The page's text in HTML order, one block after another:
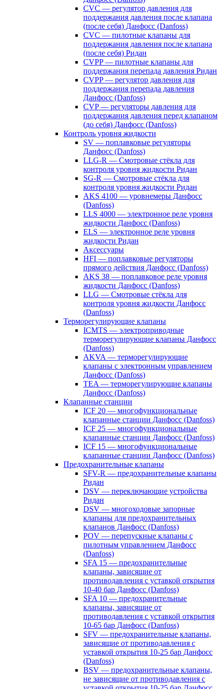
CVС — регулятор давления для
поддержания давления после клапана
(после себя) Данфосс (Danfoss)
CVС — пилотные клапаны для
поддержания давления после клапана
(после себя) Ридан
CVPP — пилотные клапаны для
поддержания перепада давления Ридан
CVPP — регулятор давления для
поддержания перепада давления
Данфосс (Danfoss)
CVP — регуляторы давления для
поддержания давления перед клапаном
(до себя) Данфосс (Danfoss)
Контроль уровня жидкости
SV — поплавковые регуляторы
Данфосс (Danfoss)
LLG-R — Смотровые стёкла для
контроля уровня жидкости Ридан
SG-R — Смотровые стёкла для
контроля уровня жидкости Ридан
AKS 4100 — уровнемеры Данфосс
(Danfoss)
LLS 4000 — электронное реле уровня
жидкости Данфосс (Danfoss)
ELS — электронное реле уровня
жидкости Ридан
Аксессуары
HFI — поплавковые регуляторы
прямого действия Данфосс (Danfoss)
AKS 38 — поплавковое реле уровня
жидкости Данфосс (Danfoss)
LLG — Смотровые стёкла для
контроля уровня жидкости Данфосс
(Danfoss)
Терморегулирующие клапаны
ICMTS — электроприводные
терморегулирующие клапаны Данфосс
(Danfoss)
AKVA — терморегулирующие
клапаны с электронным управлением
Данфосс (Danfoss)
TEA — терморегулирующие клапаны
Данфосс (Danfoss)
Клапанные станции
ICF 20 — многофункциональные
клапанные станции Данфосс (Danfoss)
ICF 25 — многофункциональные
клапанные станции Данфосс (Danfoss)
ICF 15 — многофункциональные
клапанные станции Данфосс (Danfoss)
Предохранительные клапаны
SFV-R — предохранительные клапаны
Ридан
DSV — переключающие устройства
Ридан
DSV — многоходовые запорные
клапаны для предохранительных
клапанов Данфосс (Danfoss)
POV — перепускные клапаны с
пилотным управлением Данфосс
(Danfoss)
SFA 15 — предохранительные
клапаны, зависящие от
противодавления с уставкой открытия
10-40 бар Данфосс (Danfoss)
SFA 10 — предохранительные
клапаны, зависящие от
противодавления с уставкой открытия
10-65 бар Данфосс (Danfoss)
SFV — предохранительные клапаны,
зависящие от противодавления с
уставкой открытия 10-25 бар Данфосс
(Danfoss)
BSV — предохранительные клапаны,
не зависящие от противодавления с